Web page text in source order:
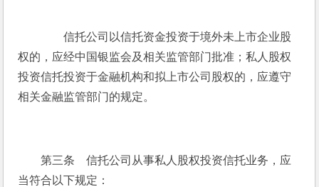
信托公司以信托资金投资于境外未上市企业股
权的，应经中国银监会及相关监管部门批准；私人股权
投资信托投资于金融机构和拟上市公司股权的，应遵守
相关金融监管部门的规定。
第三条　信托公司从事私人股权投资信托业务，应
当符合以下规定：